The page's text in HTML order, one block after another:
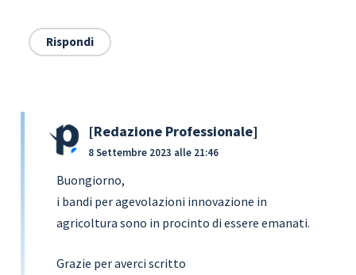
Rispondi
Redazione Professionale
8 Settembre 2023 alle 21:46
Buongiorno,
i bandi per agevolazioni innovazione in
agricoltura sono in procinto di essere emanati.
Grazie per averci scritto